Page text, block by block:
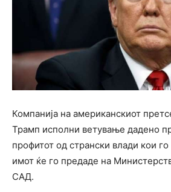
Компанија на американскиот
Трамп исполни ветување дадено
профитот од странски влади кои го
имот ќе го предаде на
САД.